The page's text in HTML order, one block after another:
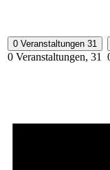
0 Veranstaltungen 31
0 Veranstaltungen, 31